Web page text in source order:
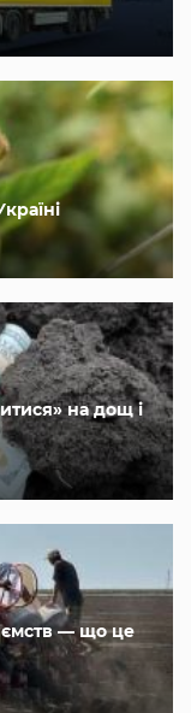
на дощ і
— що це